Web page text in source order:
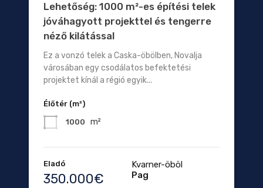
Lehetőség: 1000 m²-es építési telek
jóváhagyott projekttel és tengerre
néző kilátással
Ez a vonzó telek a Caska-öbölben, Novalja
városában egy csodálatos befektetési
projektet kínál a régió egyik...
Élőtér (m²)
1000 m²
Eladó
350.000€
Kvarner-öböl
Pag